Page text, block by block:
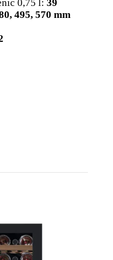
0,75 l: 39
495, 570 mm